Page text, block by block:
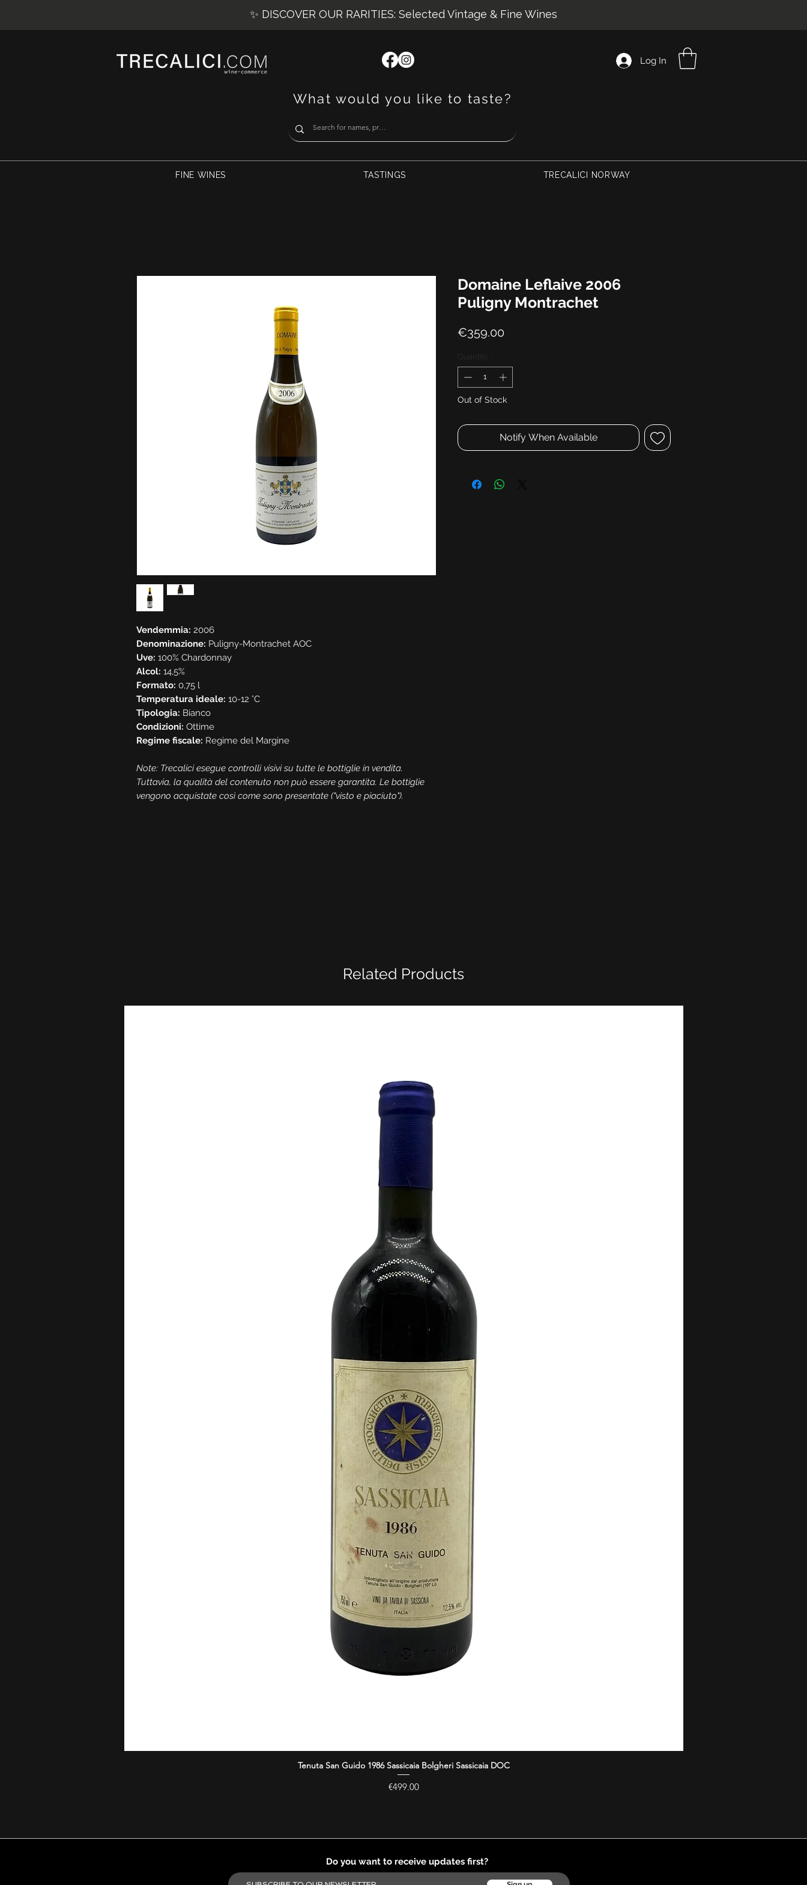
✨ DISCOVER OUR RARITIES: Selected Vintage & Fine Wines
Log In
What would you like to taste?
FINE WINES TASTINGS TRECALICI NORWAY
Vendemmia: 2006
Denominazione: Puligny-Montrachet AOC
Uve: 100% Chardonnay
Alcol: 14,5%
Formato: 0,75 l
Temperatura ideale: 10-12 °C
Tipologia: Bianco
Condizioni: Ottime
Regime fiscale: Regime del Margine
Note: Trecalici esegue controlli visivi su tutte le bottiglie in vendita.
Tuttavia, la qualità del contenuto non può essere garantita. Le bottiglie
vengono acquistate così come sono presentate ("visto e piaciuto").
Domaine Leflaive 2006
Puligny Montrachet
€359.00
Out of Stock
Notify When Available
Related Products
Quick View
Tenuta San Guido 1986 Sassicaia Bolgheri Sassicaia DOC
Price
€499.00
Do you want to receive updates first?